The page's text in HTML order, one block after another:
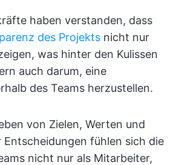
haben verstanden, dass
des Projekts nicht nur
was hinter den Kulissen
auch darum, eine
des Teams herzustellen.
von Zielen, Werten und
Entscheidungen fühlen sich die
nicht nur als Mitarbeiter,